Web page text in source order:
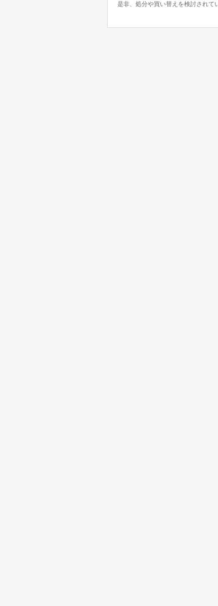
是非、処分や買い替えを検討されて